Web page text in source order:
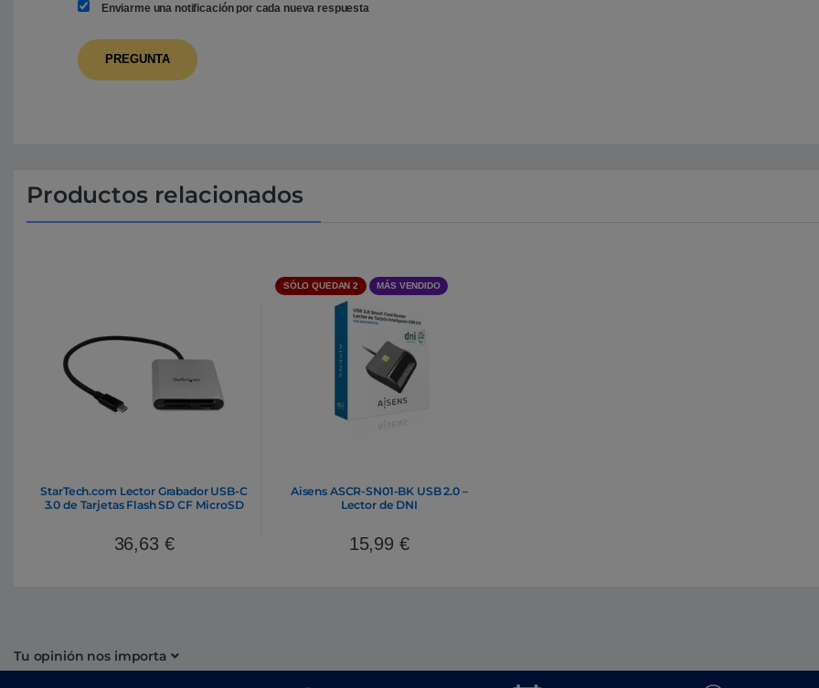
Enviarme una notificación por cada nueva respuesta
Productos relacionados
StarTech.com Lector Grabador USB-C
3.0 de Tarjetas Flash SD CF MicroSD
36,63 €
SÓLO QUEDAN 2 MÁS VENDIDO
Aisens ASCR-SN01-BK USB 2.0 –
Lector de DNI
15,99 €
Tu opinión nos importa